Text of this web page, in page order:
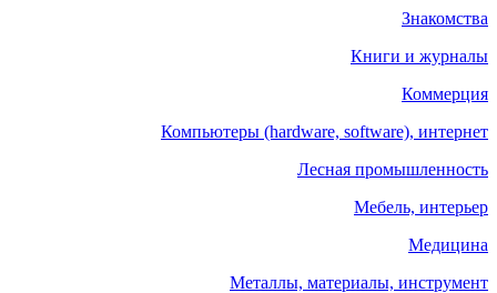
Знакомства
Книги и журналы
Коммерция
Компьютеры (hardware, software), интернет
Лесная промышленность
Мебель, интерьер
Медицина
Металлы, материалы, инструмент